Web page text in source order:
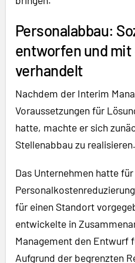
Personalabbau:
entworfen und
verhandelt
Nachdem der Interim
Voraussetzungen für
hatte, machte er sich
Stellenabbau zu realisieren.
Das Unternehmen hatte
für einen Standort
entwickelte in
Management den Entwurf
Aufgrund der begrenzten